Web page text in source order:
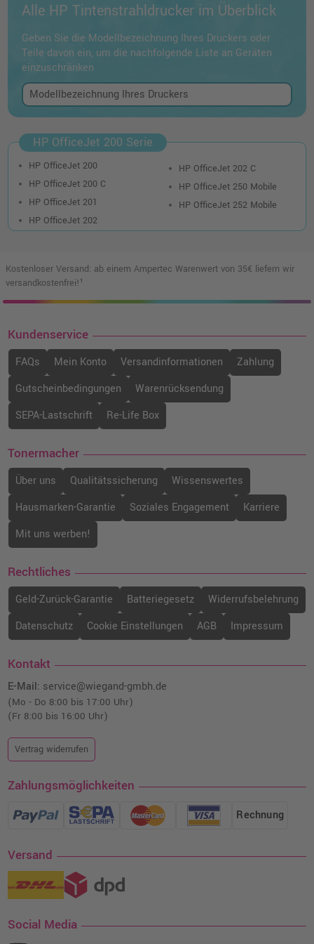
Alle HP Tintenstrahldrucker im Überblick
Geben Sie die Modellbezeichnung Ihres Druckers oder
Teile davon ein, um die nachfolgende Liste an Geräten
einzuschränken
HP OfficeJet 200 Serie
HP OfficeJet 200
HP OfficeJet 200 C
HP OfficeJet 201
HP OfficeJet 202
HP OfficeJet 202 C
HP OfficeJet 250 Mobile
HP OfficeJet 252 Mobile
Kostenloser Versand: ab einem Ampertec Warenwert von 35€ liefern wir
versandkostenfrei!¹
Kundenservice
FAQs Mein Konto Versandinformationen
Zahlung
Gutscheinbedingungen
Warenrücksendung
SEPA-Lastschrift
Re-Life Box
Tonermacher
Über uns Qualitätssicherung
Wissenswertes
Hausmarken-Garantie
Soziales Engagement
Karriere
Mit uns werben!
Rechtliches
Geld-Zurück-Garantie Batteriegesetz
Widerrufsbelehrung
Datenschutz
Cookie Einstellungen AGB Impressum
Kontakt
E-Mail: service@wiegand-gmbh.de
(Mo - Do 8:00 bis 17:00 Uhr)
(Fr 8:00 bis 16:00 Uhr)
Vertrag widerrufen
Zahlungsmöglichkeiten
Rechnung
Versand
Social Media